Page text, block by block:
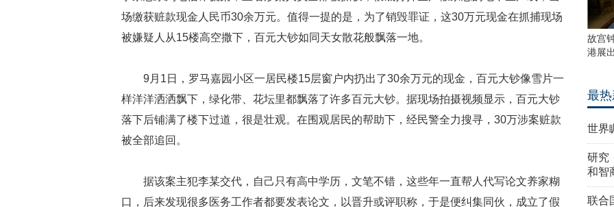
场缴获赃款现金人民币30余万元。值得一提的是，为了销毁罪证，这30万元现金在抓捕现场
被嫌疑人从15楼高空撒下，百元大钞如同天女散花般飘落一地。
9月1日，罗马嘉园小区一居民楼15层窗户内扔出了30余万元的现金，百元大钞像雪片一
样洋洋洒洒飘下，绿化带、花坛里都飘落了许多百元大钞。据现场拍摄视频显示，百元大钞
落下后铺满了楼下过道，很是壮观。在围观居民的帮助下，经民警全力搜寻，30万涉案赃款
被全部追回。
据该案主犯李某交代，自己只有高中学历，文笔不错，这些年一直帮人代写论文养家糊
口，后来发现很多医务工作者都要发表论文，以晋升或评职称，于是便纠集同伙，成立了假
故宫
港展
最
世界
研究
和智
联合